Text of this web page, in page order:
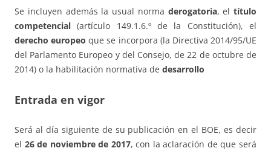
Se incluyen además la usual norma derogatoria, el título
competencial(artículo 149.1.6.º de la Constitución), el
derecho europeo que se incorpora (la Directiva 2014/95/UE
del Parlamento Europeo y del Consejo, de 22 de octubre de
2014) o la habilitación normativa de desarrollo
Entrada en vigor
Será al día siguiente de su publicación en el BOE, es decir
el 26 de noviembre de 2017, con la aclaración de que será